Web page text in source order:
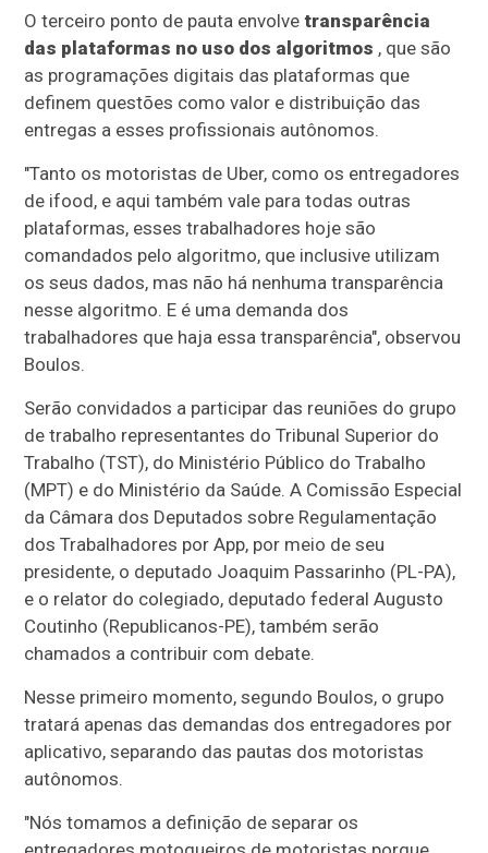
O terceiro ponto de pauta envolvetransparência
das plataformas no uso dos algoritmos , que são
as programações digitais das plataformas que
definem questões como valor e distribuição das
entregas a esses profissionais autônomos.
"Tanto os motoristas de Uber, como os entregadores
de ifood, e aqui também vale para todas outras
plataformas, esses trabalhadores hoje são
comandados pelo algoritmo, que inclusive utilizam
os seus dados, mas não há nenhuma transparência
nesse algoritmo. E é uma demanda dos
trabalhadores que haja essa transparência", observou
Boulos.
Serão convidados a participar das reuniões do grupo
de trabalho representantes do Tribunal Superior do
Trabalho (TST), do Ministério Público do Trabalho
(MPT) e do Ministério da Saúde. A Comissão Especial
da Câmara dos Deputados sobre Regulamentação
dos Trabalhadores por App, por meio de seu
presidente, o deputado Joaquim Passarinho (PL-PA),
e o relator do colegiado, deputado federal Augusto
Coutinho (Republicanos-PE), também serão
chamados a contribuir com debate.
Nesse primeiro momento, segundo Boulos, o grupo
tratará apenas das demandas dos entregadores por
aplicativo, separando das pautas dos motoristas
autônomos.
"Nós tomamos a definição de separar os